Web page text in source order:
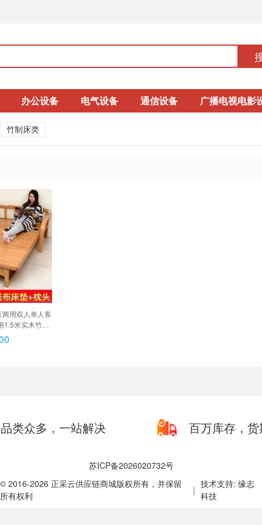
办公设备 电气设备 通信设备 广播电视电影
竹制床类
用双人单人客
米实木竹子
枕头, 宽80X
枕头
品类众多，一站解决 百万库存，
苏ICP备2026020732号
© 2016-2026 正采云供应链商城版权所有，并保留
所有权利
|
技术支持: 缘志
科技